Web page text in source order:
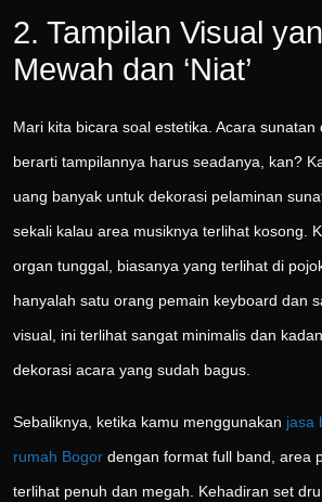
2. Tampilan Visual
Mewah dan ‘Niat’
Mari kita bicara soal estetika. Acara sunatan
berarti tampilannya harus seadanya, kan?
uang banyak untuk dekorasi pelaminan
sekali kalau area musiknya terlihat kosong.
organ tunggal, biasanya yang terlihat di
hanyalah satu orang pemain keyboard dan
visual, ini terlihat sangat minimalis dan
dekorasi acara yang sudah bagus.
Sebaliknya, ketika kamu menggunakan jasa
rumah Bogor dengan format full band, area
terlihat penuh dan megah. Kehadiran set